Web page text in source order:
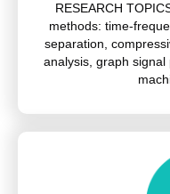
RESEARCH
methods: time-
separation,
analysis, graph signal